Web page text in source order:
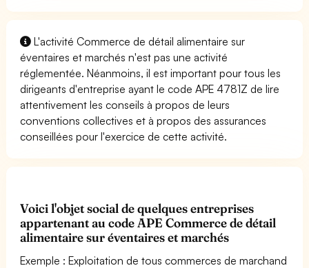
L'activité Commerce de détail alimentaire sur
éventaires et marchés n'est pas une activité
réglementée. Néanmoins, il est important pour tous les
dirigeants d'entreprise ayant le code APE 4781Z de lire
attentivement les conseils à propos de leurs
conventions collectives et à propos des assurances
conseillées pour l'exercice de cette activité.
Voici l'objet social de quelques entreprises
appartenant au code APE Commerce de détail
alimentaire sur éventaires et marchés
Exemple : Exploitation de tous commerces de marchand